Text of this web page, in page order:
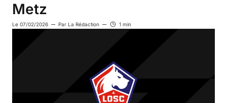
Metz
Le 07/02/2026 Par La Rédaction 1 min